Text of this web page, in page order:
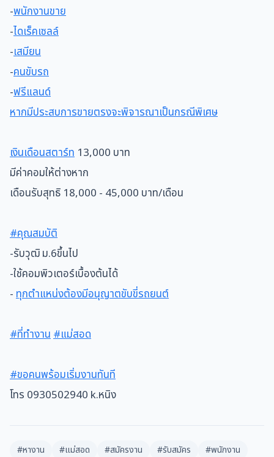
-พนักงานขาย
-ไดเร็คเซลล์
-เสมียน
-คนขับรถ
-ฟรีแลนด์
หากมีประสบการขายตรงจะพิจารณาเป็นกรณีพิเศษ
เงินเดือนสตาร์ท 13,000 บาท
มีค่าคอมให้ต่างหาก
เดือนรับสุทธิ 18,000 - 45,000 บาท/เดือน
#คุณสมบัติ
-รับวุฒิ ม.6ขึ้นไป
-ใช้คอมพิวเตอร์เบื้องต้นได้
-ทุกตำแหน่งต้องมีอนุญาตขับขี่รถยนต์
#ที่ทำงาน#แม่สอด
#ขอคนพร้อมเริ่มงานทันที
โทร 0930502940 k.หนิง
#หางาน #แม่สอด #สมัครงาน #รับสมัคร
#พนักงาน